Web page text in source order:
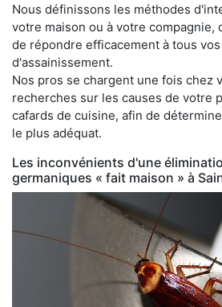
Nous définissons les méthodes
votre maison ou à votre compagnie,
de répondre efficacement à tous
d'assainissement.
Nos pros se chargent une fois chez
recherches sur les causes de votre
cafards de cuisine, afin de
le plus adéquat.
Les inconvénients d'une
germaniques « fait maison » à